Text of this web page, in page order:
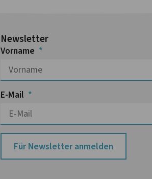
Newsletter
Vorname
E-Mail
Für Newsletter anmelden